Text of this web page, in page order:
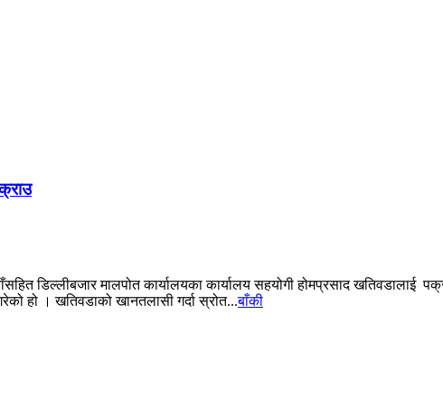
डिल्लीबजार मालपोत कार्यालयका कार्यालय सहयोगी होमप्रसाद खतिवडालाई
हो । खतिवडाको खानतलासी गर्दा स्रोत...बाँकी